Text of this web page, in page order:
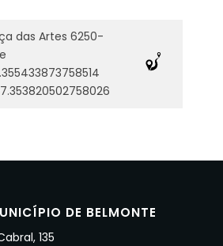
das Artes 6250-
DE BELMONTE
135